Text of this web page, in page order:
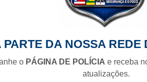
PARTE DA NOSSA REDE
o PÁGINA DE POLÍCIA e receba
atualizações.